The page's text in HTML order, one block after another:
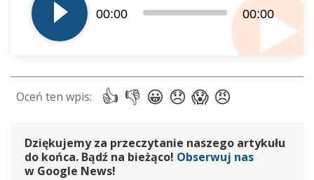
dźwiękowych
00:00 00:00
Dziękujemy za przeczytanie naszego artykułu
do końca. Bądź na bieżąco! Obserwuj nas
w Google News!